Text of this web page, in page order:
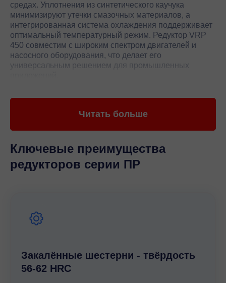
средах. Уплотнения из синтетического каучука
минимизируют утечки смазочных материалов, а
интегрированная система охлаждения поддерживает
оптимальный температурный режим. Редуктор VRP
450 совместим с широким спектром двигателей и
насосного оборудования, что делает его
универсальным решением для промышленных
усиленным подшипникам качения с повышенным
энергопотребление и эксплуатационные затраты.
Встроенная система мониторинга вибрации и
температуры позволяет оперативно диагностировать
предлагает VRP 450 как решение для тяжелых
условий эксплуатации, где критичны надежность и
Читать больше
Ключевые преимущества
редукторов серии ПР
Закалённые шестерни - твёрдость
56-62 HRC